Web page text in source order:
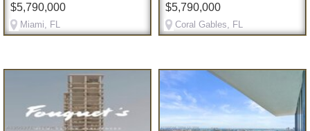
$5,790,000
Miami, FL
$5,790,000
Coral Gables, FL